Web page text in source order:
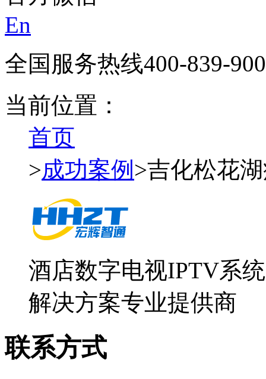
En
全国服务热线400-839-
当前位置：
首页
>成功案例 >吉化松花
酒店数字电视IPTV系
解决方案专业提供商
联系方式